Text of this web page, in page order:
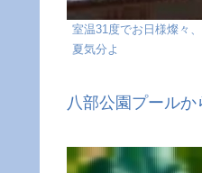
室温31度でお日様燦々
夏気分よ
八部公園プール